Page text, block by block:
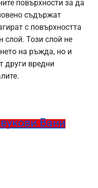
повърхности за да
съдържат
с повърхността
Този слой не
на ръжда, но и
други вредни
Вани